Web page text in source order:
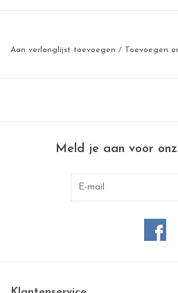
Beschikbaar in 10€, 20€, 25€, 50€,
Aan verlanglijst toevoegen / Toevoegen
Meld je aan voor